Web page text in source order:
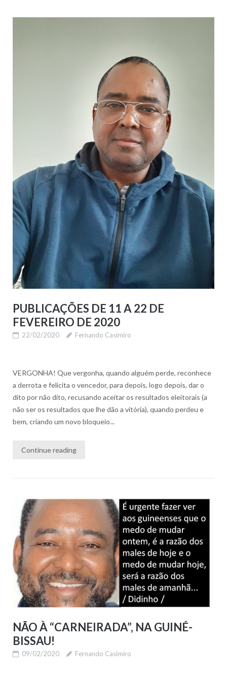
PUBLICAÇÕES DE 11 A 22 DE
FEVEREIRO DE 2020
22/02/2020 Fernando Casimiro
VERGONHA! Que vergonha, quando alguém perde, reconhece
a derrota e felicita o vencedor, para depois, logo depois, dar o
dito por não dito, recusando aceitar os resultados eleitorais (a
não ser os resultados que lhe dão a vitória), quando perdeu e
bem, criando um novo bloqueio...
Continue reading
NÃO À “CARNEIRADA”, NA GUINÉ-
BISSAU!
09/02/2020 Fernando Casimiro